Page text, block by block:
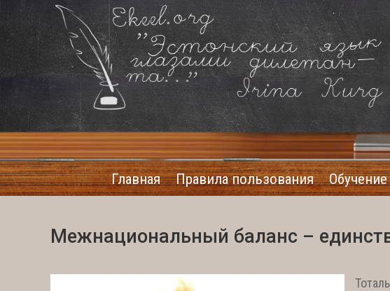
Главная Правила пользования Обучение
Межнациональный баланс –